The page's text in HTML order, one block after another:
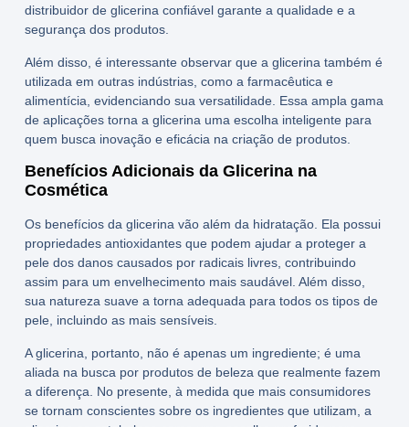
distribuidor de glicerinaconfiável garante a qualidade e a
segurança dos produtos.
Além disso, é interessante observar que a glicerina também é
utilizada em outras indústrias, como a farmacêutica e
alimentícia, evidenciando sua versatilidade. Essa ampla gama
de aplicações torna a glicerina uma escolha inteligente para
quem busca inovação e eficácia na criação de produtos.
Benefícios Adicionais da Glicerina na
Cosmética
Os benefícios da glicerina vão além da hidratação. Ela possui
propriedades antioxidantes que podem ajudar a proteger a
pele dos danos causados por radicais livres, contribuindo
assim para um envelhecimento mais saudável. Além disso,
sua natureza suave a torna adequada para todos os tipos de
pele, incluindo as mais sensíveis.
A glicerina, portanto, não é apenas um ingrediente; é uma
aliada na busca por produtos de beleza que realmente fazem
a diferença. No presente, à medida que mais consumidores
se tornam conscientes sobre os ingredientes que utilizam, a